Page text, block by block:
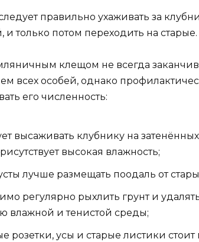
правильно ухаживать за
и только потом переходить на старые.
клещом не всегда
всех особей, однако
его численность:
высаживать клубнику на
высокая влажность;
лучше размещать поодаль от
регулярно рыхлить грунт и
влажной и тенистой среды;
розетки, усы и старые листики